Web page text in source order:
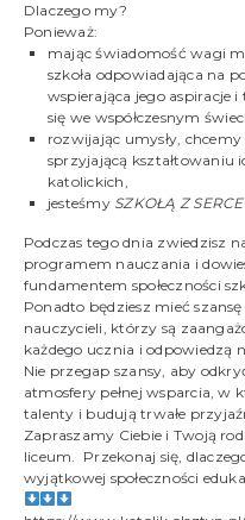
Dlaczego my?
Ponieważ:
mając świadomość wagi
szkoła odpowiadająca na
wspierająca jego aspiracje
się we współczesnym
rozwijając umysły,
sprzyjającą kształtowaniu
katolickich,
jesteśmy SZKOŁĄ Z
Podczas tego dnia zwiedzisz
programem nauczania i
fundamentem społeczności
Ponadto będziesz mieć
nauczycieli, którzy są
każdego ucznia i odpowiedzą
Nie przegap szansy, aby
atmosfery pełnej wsparcia, w
talenty i budują trwałe
Zapraszamy Ciebie i Twoją
liceum. Przekonaj się,
wyjątkowej społeczności